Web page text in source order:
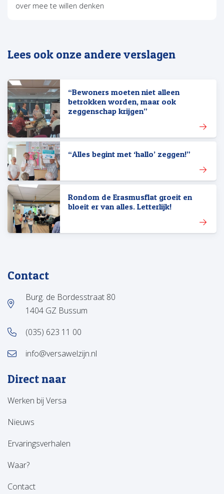
over mee te willen denken
Lees ook onze andere verslagen
“Bewoners moeten niet alleen
betrokken worden, maar ook
zeggenschap krijgen”
“Alles begint met ‘hallo’ zeggen!”
Rondom de Erasmusflat groeit en
bloeit er van alles. Letterlijk!
Contact
Burg. de Bordesstraat 80
1404 GZ Bussum
(035) 623 11 00
info@versawelzijn.nl
Direct naar
Werken bij Versa
Nieuws
Ervaringsverhalen
Waar?
Contact